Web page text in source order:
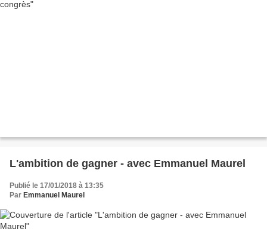
L'ambition de gagner - avec Emmanuel Maurel
Publié le 17/01/2018 à 13:35
Par Emmanuel Maurel